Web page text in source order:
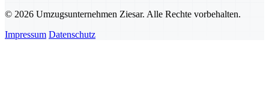
© 2026 Umzugsunternehmen Ziesar. Alle Rechte vorbehalten.
Impressum Datenschutz